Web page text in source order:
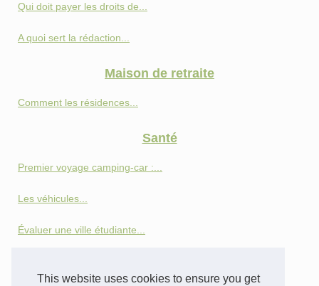
This website uses cookies to ensure you get
Qui doit payer les droits de...
A quoi sert la rédaction...
Maison de retraite
Comment les résidences...
Santé
Premier voyage camping-car :...
Les véhicules...
Évaluer une ville étudiante...